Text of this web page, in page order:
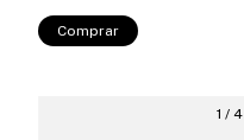
Comprar
1 / 4